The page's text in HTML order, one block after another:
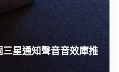
三星通知聲音音效庫推